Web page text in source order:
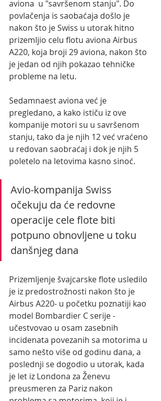
aviona  u "savršenom stanju". Do
povlačenja is saobaćaja došlo je
nakon što je Swiss u utorak hitno
prizemljio celu flotu aviona Airbus
A220, koja broji 29 aviona, nakon što
je jedan od njih pokazao tehničke
probleme na letu.
Sedamnaest aviona već je
pregledano, a kako ističu iz ove
kompanije motori su u savršenom
stanju, tako da je njih 12 već vraćeno
u redovan saobraćaj i dok je njih 5
poletelo na letovima kasno sinoć.
Avio-kompanija Swiss
očekuju da će redovne
operacije cele flote biti
potpuno obnovljene u toku
danšnjeg dana
Prizemljenje švajcarske flote usledilo
je iz predostrožnosti nakon što je
Airbus A220- u početku poznatiji kao
model Bombardier C serije -
učestvovao u osam zasebnih
incidenata povezanih sa motorima u
samo nešto više od godinu dana, a
poslednji se dogodio u utorak, kada
je let iz Londona za Ženevu
preusmeren za Pariz nakon